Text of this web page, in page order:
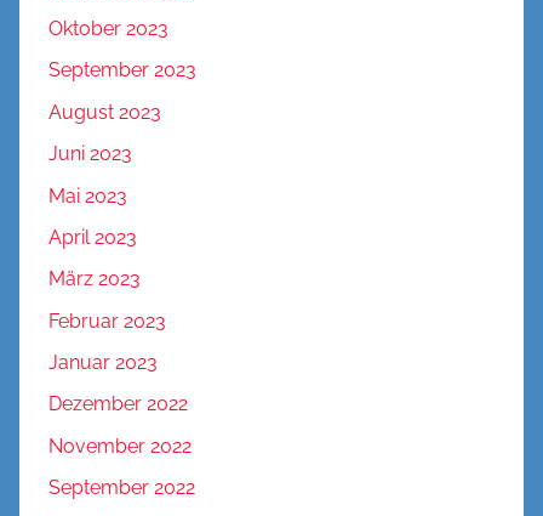
Oktober 2023
September 2023
August 2023
Juni 2023
Mai 2023
April 2023
März 2023
Februar 2023
Januar 2023
Dezember 2022
November 2022
September 2022